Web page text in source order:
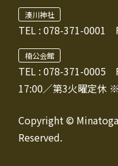
湊川神社
TEL : 078-371-0001
楠公会館
TEL : 078-371-0005
17:00／第3火曜定休 ※
Copyright ©
Reserved.